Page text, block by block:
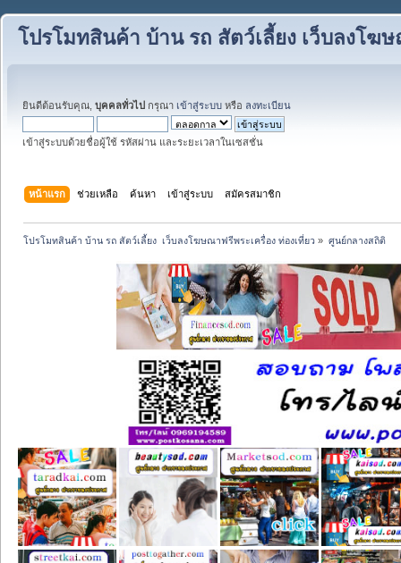
โปรโมทสินค้า บ้าน รถ สัตว์เลี้ยง เว็บลงโฆ
ยินดีต้อนรับคุณ, บุคคลทั่วไป กรุณา เข้าสู่ระบบ หรือ ลงทะเบียน
เข้าสู่ระบบด้วยชื่อผู้ใช้ รหัสผ่าน และระยะเวลาในเซสชั่น
หน้าแรก ช่วยเหลือ ค้นหา เข้าสู่ระบบ สมัครสมาชิก
โปรโมทสินค้า บ้าน รถ สัตว์เลี้ยง  เว็บลงโฆษณาฟรีพระเครื่อง ท่องเที่ยว » ศูนย์กลางสถิติ